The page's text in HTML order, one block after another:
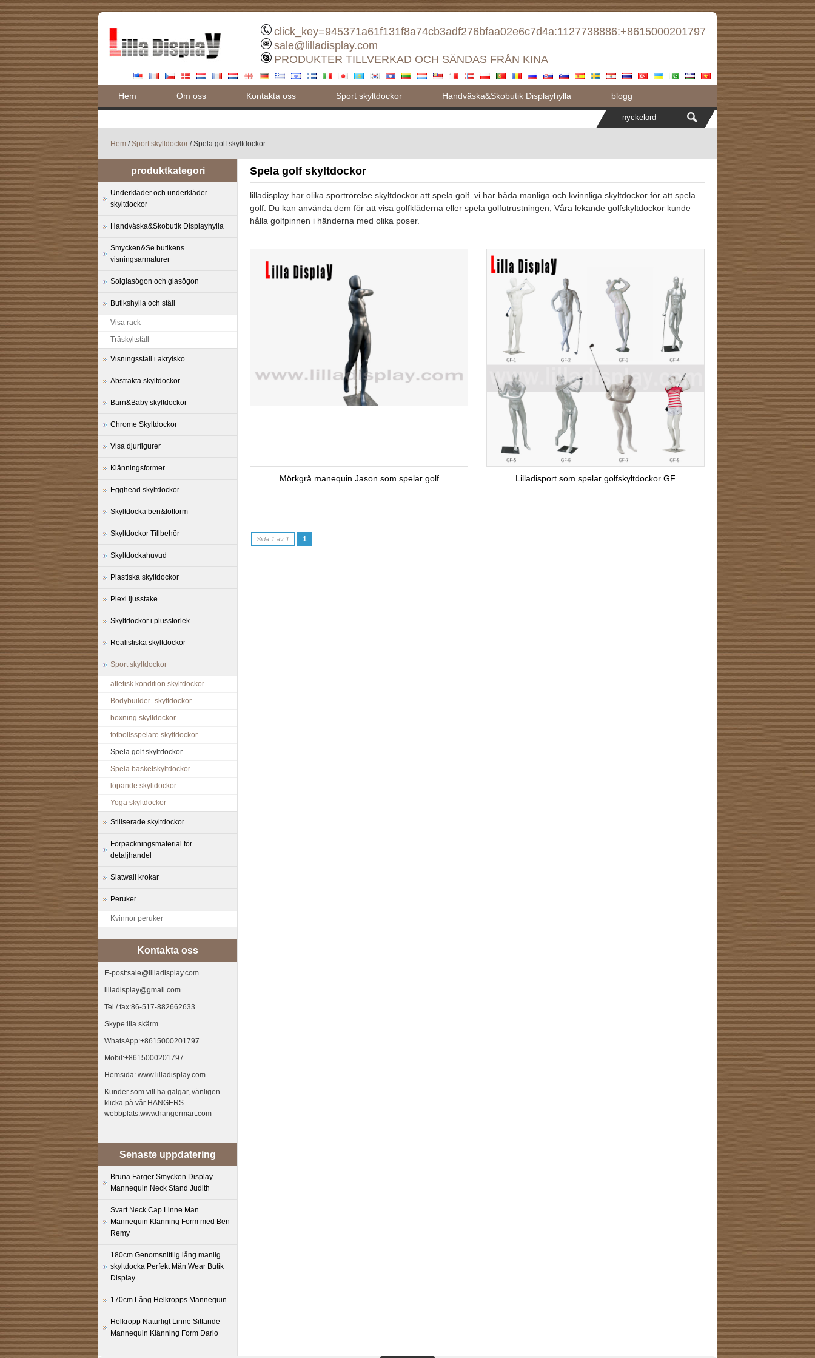
click_key=945371a61f131f8a74cb3adf276bfaa02e6c7d4a:1127738886:+8615000201797
sale@lilladisplay.com
PRODUKTER TILLVERKAD OCH SÄNDAS FRÅN KINA
Hem Om oss Kontakta oss Sport skyltdockor Handväska&Skobutik Displayhylla blogg
Hem /Sport skyltdockor / Spela golf skyltdockor
Spela golf skyltdockor
lilladisplay har olika sportrörelse skyltdockor att spela golf. vi har båda manliga och kvinnliga skyltdockor för att spela
golf. Du kan använda dem för att visa golfkläderna eller spela golfutrustningen, Våra lekande golfskyltdockor kunde
hålla golfpinnen i händerna med olika poser.
Mörkgrå manequin Jason som spelar golf Lilladisport som spelar golfskyltdockor GF
Sida 1 av 1 1
produktkategori
Underkläder och underkläder
skyltdockor
Handväska&Skobutik Displayhylla
Smycken&Se butikens
visningsarmaturer
Solglasögon och glasögon
Butikshylla och ställ
Visa rack
Träskyltställ
Visningsställ i akrylsko
Abstrakta skyltdockor
Barn&Baby skyltdockor
Chrome Skyltdockor
Visa djurfigurer
Klänningsformer
Egghead skyltdockor
Skyltdocka ben&fotform
Skyltdockor Tillbehör
Skyltdockahuvud
Plastiska skyltdockor
Plexi ljusstake
Skyltdockor i plusstorlek
Realistiska skyltdockor
Sport skyltdockor
atletisk kondition skyltdockor
Bodybuilder -skyltdockor
boxning skyltdockor
fotbollsspelare skyltdockor
Spela golf skyltdockor
Spela basketskyltdockor
löpande skyltdockor
Yoga skyltdockor
Stiliserade skyltdockor
Förpackningsmaterial för
detaljhandel
Slatwall krokar
Peruker
Kvinnor peruker
Kontakta oss
E-post:sale@lilladisplay.com
lilladisplay@gmail.com
Tel / fax:86-517-882662633
Skype:lila skärm
WhatsApp:+8615000201797
Mobil:+8615000201797
Hemsida: www.lilladisplay.com
Kunder som vill ha galgar, vänligen
klicka på vår HANGERS-
webbplats:www.hangermart.com
Senaste uppdatering
Bruna Färger Smycken Display
Mannequin Neck Stand Judith
Svart Neck Cap Linne Man
Mannequin Klänning Form med Ben
Remy
180cm Genomsnittlig lång manlig
skyltdocka Perfekt Män Wear Butik
Display
170cm Lång Helkropps Mannequin
Helkropp Naturligt Linne Sittande
Mannequin Klänning Form Dario